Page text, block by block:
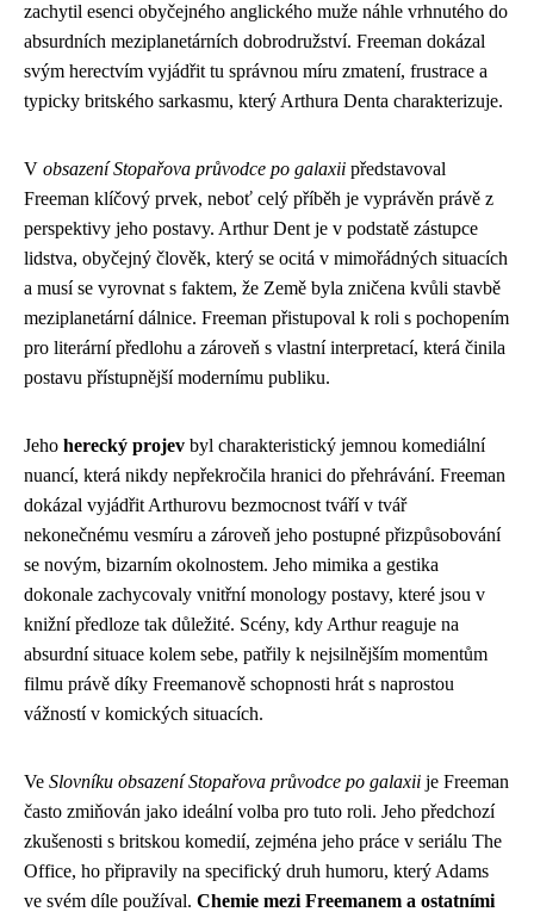
zachytil esenci obyčejného anglického muže náhle vrhnutého do
absurdních meziplanetárních dobrodružství. Freeman dokázal
svým herectvím vyjádřit tu správnou míru zmatení, frustrace a
typicky britského sarkasmu, který Arthura Denta charakterizuje.
V obsazení Stopařova průvodce po galaxii představoval
Freeman klíčový prvek, neboť celý příběh je vyprávěn právě z
perspektivy jeho postavy. Arthur Dent je v podstatě zástupce
lidstva, obyčejný člověk, který se ocitá v mimořádných situacích
a musí se vyrovnat s faktem, že Země byla zničena kvůli stavbě
meziplanetární dálnice. Freeman přistupoval k roli s pochopením
pro literární předlohu a zároveň s vlastní interpretací, která činila
postavu přístupnější modernímu publiku.
Jeho herecký projev byl charakteristický jemnou komediální
nuancí, která nikdy nepřekročila hranici do přehrávání. Freeman
dokázal vyjádřit Arthurovu bezmocnost tváří v tvář
nekonečnému vesmíru a zároveň jeho postupné přizpůsobování
se novým, bizarním okolnostem. Jeho mimika a gestika
dokonale zachycovaly vnitřní monology postavy, které jsou v
knižní předloze tak důležité. Scény, kdy Arthur reaguje na
absurdní situace kolem sebe, patřily k nejsilnějším momentům
filmu právě díky Freemanově schopnosti hrát s naprostou
vážností v komických situacích.
Ve Slovníku obsazení Stopařova průvodce po galaxii je Freeman
často zmiňován jako ideální volba pro tuto roli. Jeho předchozí
zkušenosti s britskou komedií, zejména jeho práce v seriálu The
Office, ho připravily na specifický druh humoru, který Adams
ve svém díle používal. Chemie mezi Freemanem a ostatními